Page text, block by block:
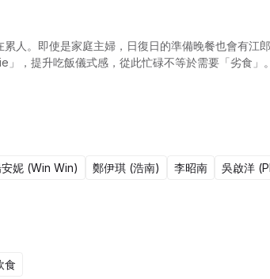
累人。即使是家庭主婦，日復日的準備晚餐也會有
，提升吃飯儀式感，從此忙碌不等於需要「劣食」。
妮 (Win Win) 鄭伊琪 (浩南) 李昭南 吳啟洋
食